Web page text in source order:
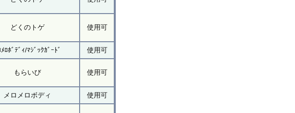
どくのトゲ 使用可
ﾒﾛﾎﾞﾃﾞｨ/ﾏｼﾞｯｸｶﾞｰﾄﾞ 使用可
もらいび 使用可
メロメロボディ 使用可